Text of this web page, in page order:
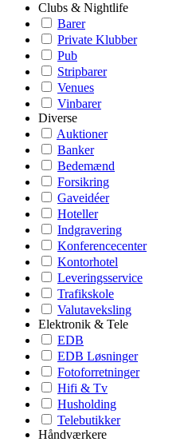
Clubs & Nightlife
Barer
Private Klubber
Pub
Stripbarer
Venues
Vinbarer
Diverse
Auktioner
Banker
Bedemænd
Forsikring
Gaveidéer
Hoteller
Indgravering
Konferencecenter
Kontorhotel
Leveringsservice
Trafikskole
Valutaveksling
Elektronik & Tele
EDB
EDB Løsninger
Fotoforretninger
Hifi & Tv
Husholding
Telebutikker
Håndværkere